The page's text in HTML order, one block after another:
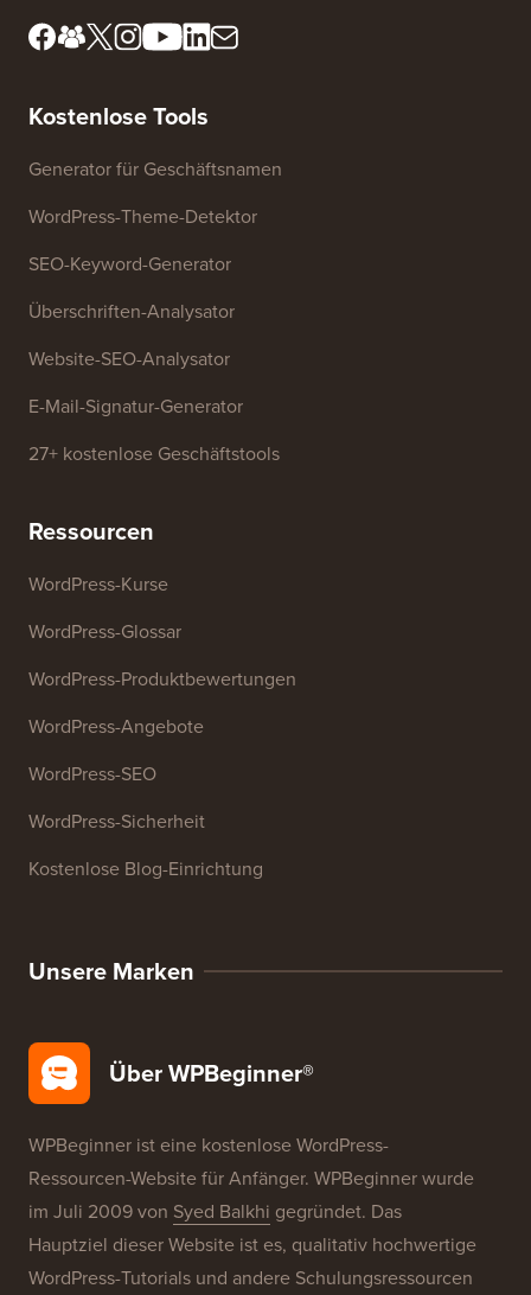
Kostenlose Tools
Generator für Geschäftsnamen
WordPress-Theme-Detektor
SEO-Keyword-Generator
Überschriften-Analysator
Website-SEO-Analysator
E-Mail-Signatur-Generator
27+ kostenlose Geschäftstools
Ressourcen
WordPress-Kurse
WordPress-Glossar
WordPress-Produktbewertungen
WordPress-Angebote
WordPress-SEO
WordPress-Sicherheit
Kostenlose Blog-Einrichtung
Unsere Marken
Über WPBeginner®
WPBeginner ist eine kostenlose WordPress-
Ressourcen-Website für Anfänger. WPBeginner wurde
im Juli 2009 von Syed Balkhi gegründet. Das
Hauptziel dieser Website ist es, qualitativ hochwertige
WordPress-Tutorials und andere Schulungsressourcen